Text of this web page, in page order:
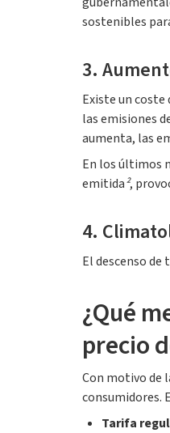
sostenibles
3.
Existe un
las emisiones
aumenta, las
En los últimos
emitida²,
4.
El descenso
¿Qué
precio
Con motivo de
consumidores.
Tarifa